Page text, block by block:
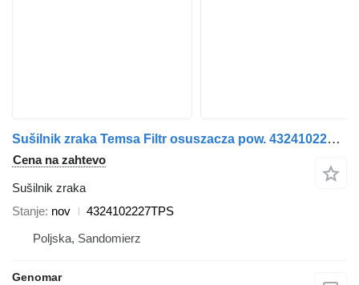
Sušilnik zraka Temsa Filtr osuszacza pow. 4324102227TPS za avtobus Temsa Prestij
Cena na zahtevo
Sušilnik zraka
Stanje nov
4324102227TPS
Poljska, Sandomierz
Genomar